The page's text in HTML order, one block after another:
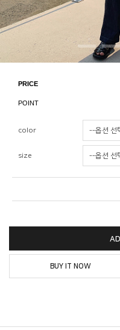
PRICE
POINT
color
size
BUY IT NOW